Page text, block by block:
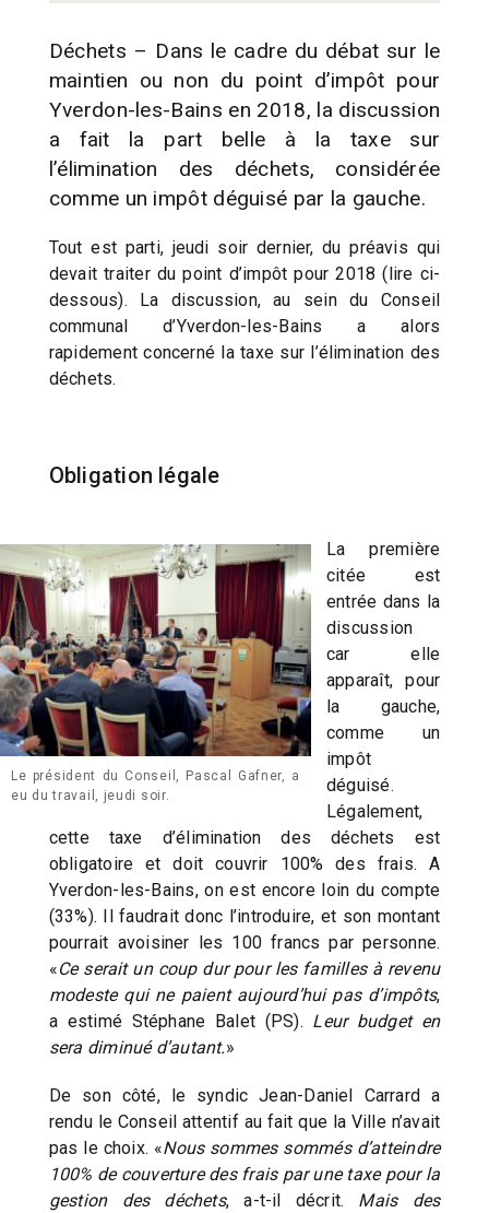
Déchets – Dans le cadre du débat sur le
maintien ou non du point d’impôt pour
Yverdon-les-Bains en 2018, la discussion
a fait la part belle à la taxe sur
l’élimination des déchets, considérée
comme un impôt déguisé par la gauche.
Tout est parti, jeudi soir dernier, du préavis qui
devait traiter du point d’impôt pour 2018 (lire ci-
dessous). La discussion, au sein du Conseil
communal d’Yverdon-les-Bains a alors
rapidement concerné la taxe sur l’élimination des
déchets.
Obligation légale
Le président du Conseil, Pascal Gafner, a
eu du travail, jeudi soir.
La première
citée est
entrée dans la
discussion
car elle
apparaît, pour
la gauche,
comme un
impôt
déguisé.
Légalement,
cette taxe d’élimination des déchets est
obligatoire et doit couvrir 100% des frais. A
Yverdon-les-Bains, on est encore loin du compte
(33%). Il faudrait donc l’introduire, et son montant
pourrait avoisiner les 100 francs par personne.
«Ce serait un coup dur pour les familles à revenu
modeste qui ne paient aujourd’hui pas d’impôts,
a estimé Stéphane Balet (PS). Leur budget en
sera diminué d’autant.»
De son côté, le syndic Jean-Daniel Carrard a
rendu le Conseil attentif au fait que la Ville n’avait
pas le choix. «Nous sommes sommés d’atteindre
100% de couverture des frais par une taxe pour la
gestion des déchets, a-t-il décrit. Mais des